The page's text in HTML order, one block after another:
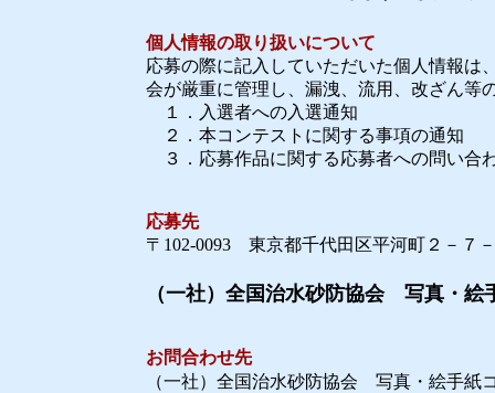
個人情報の取り扱いについて
応募の際に記入していただいた個人情報は
会が厳重に管理し、漏洩、流用、改ざん等
１．入選者への入選通知
２．本コンテストに関する事項の通知
３．応募作品に関する応募者への問い合
応募先
〒102-0093 東京都千代田区平河町２－７
（一社）全国治水砂防協会 写真・絵
お問合わせ先
（一社）全国治水砂防協会 写真・絵手紙